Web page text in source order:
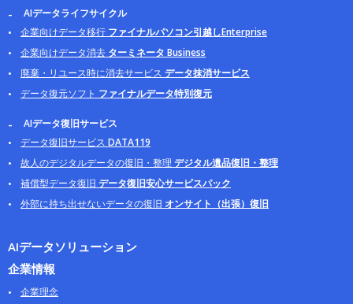
AIデータライフサイクル
企業向けデータ移行 ファイナルパソコン引越しEnterprise
企業向けデータ消去 ターミネータ Business
廃棄・リユース時に消去サービス データ抹消サービス
データ復元ソフト ファイナルデータ特別復元
AIデータ復旧サービス
データ復旧サービス DATA119
故人のデジタルデータの復旧・整理 デジタル遺品復旧・整理
補償型データ復旧 データ復旧安心サービスパック
外部に持ち出せないデータの復旧 オンサイト（出張）復旧
AIデータソリューション
企業情報
企業理念